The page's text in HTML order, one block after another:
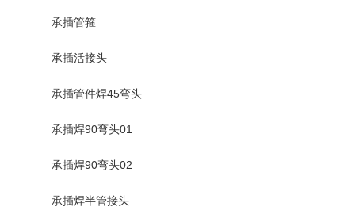
承插管箍
承插活接头
承插管件焊45弯头
承插焊90弯头01
承插焊90弯头02
承插焊半管接头